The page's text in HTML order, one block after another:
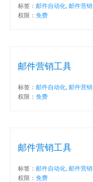
标签： 邮件自动化, 邮件营销
权限： 免费
邮件营销工具
标签： 邮件自动化, 邮件营销
权限： 免费
邮件营销工具
标签： 邮件自动化, 邮件营销
权限： 免费